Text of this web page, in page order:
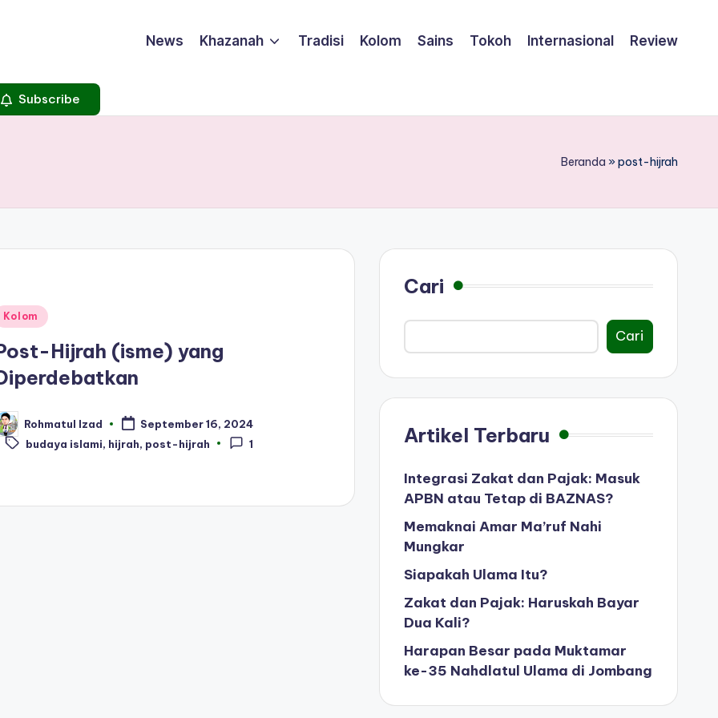
News Khazanah Tradisi Kolom Sains Tokoh Internasional Review
Subscribe
Beranda »post-hijrah
Kolom
Hijrah (isme) yang
Rohmatul Izad September 16, 2024
Tags:
budaya islami, hijrah, post-hijrah 1
Cari
Cari
Artikel Terbaru
Integrasi Zakat dan Pajak: Masuk
APBN atau Tetap di BAZNAS?
Memaknai Amar Ma’ruf Nahi
Mungkar
Siapakah Ulama Itu?
Zakat dan Pajak: Haruskah Bayar
Dua Kali?
Harapan Besar pada Muktamar
ke-35 Nahdlatul Ulama di Jombang